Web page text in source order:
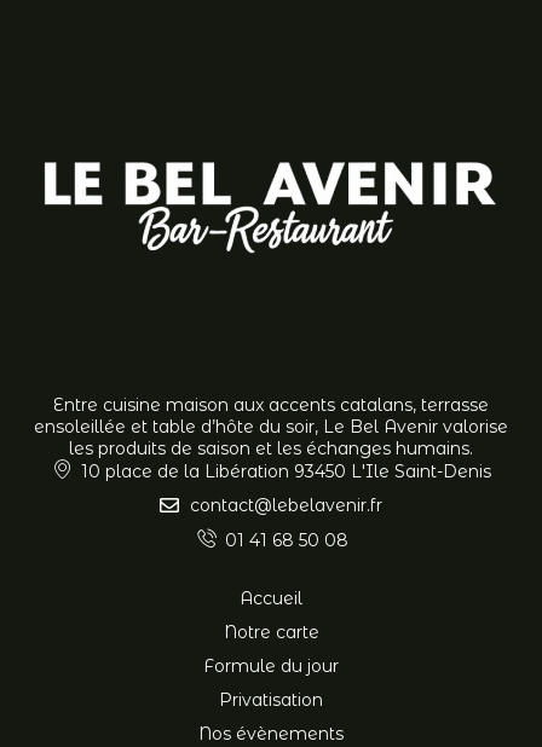
Entre cuisine maison aux accents catalans, terrasse
ensoleillée et table d’hôte du soir, Le Bel Avenir valorise
les produits de saison et les échanges humains.
10 place de la Libération 93450 L'Ile Saint-Denis
contact@lebelavenir.fr
01 41 68 50 08
Accueil
Notre carte
Formule du jour
Privatisation
Nos évènements